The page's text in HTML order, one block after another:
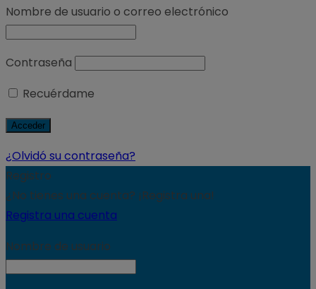
Nombre de usuario o correo electrónico
Contraseña
Recuérdame
¿Olvidó su contraseña?
Registro
¿No tienes una cuenta? ¡Registra una!
Registra una cuenta
Nombre de usuario